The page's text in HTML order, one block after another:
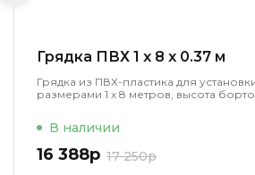
Грядка ПВХ 1 x 8 x 0.37 м
Грядка из ПВХ-пластика для
размерами 1 х 8 метров, высота
В наличии
16 388р 17 250р